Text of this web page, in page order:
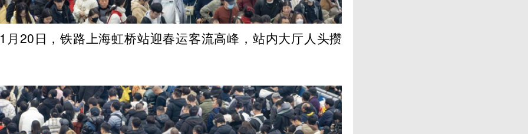
20日，铁路上海虹桥站迎春运客流高峰，站内大厅人头攒